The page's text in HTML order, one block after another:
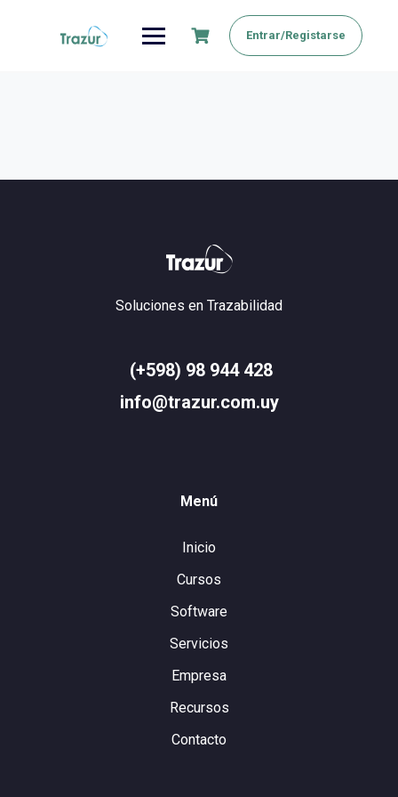
Entrar/Registarse
Soluciones en Trazabilidad
(+598) 98 944 428
info@trazur.com.uy
Menú
Inicio
Cursos
Software
Servicios
Empresa
Recursos
Contacto